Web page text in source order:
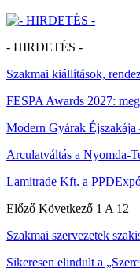
- HIRDETÉS -
Szakmai kiállítások,
FESPA Awards 2027:
Modern Gyárak
Arculatváltás a Nyomda-
Lamitrade Kft. a
Előző Következő 1 A 12
Szakmai szervezetek
Sikeresen elindult a